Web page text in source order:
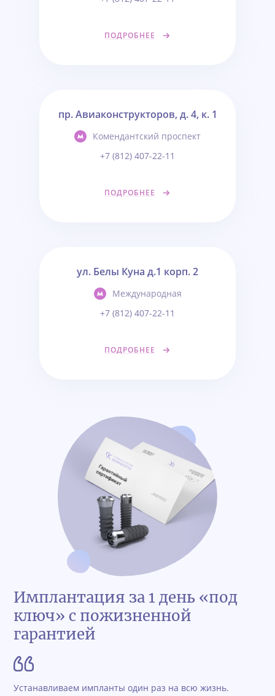
ПОДРОБНЕЕ
пр. Авиаконструкторов, д. 4, к. 1
Комендантский проспект
+7 (812) 407-22-11
ПОДРОБНЕЕ
ул. Белы Куна д.1 корп. 2
Международная
+7 (812) 407-22-11
ПОДРОБНЕЕ
Имплантация за 1 день «под
ключ» с пожизненной
гарантией
Устанавливаем импланты один раз на всю жизнь.